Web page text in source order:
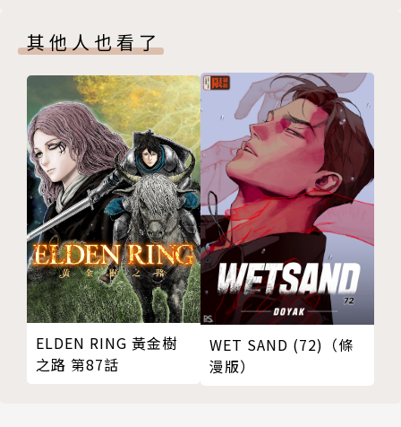
其他人也看了
ELDEN RING 黃金樹
之路 第87話
WET SAND (72)（條
漫版）